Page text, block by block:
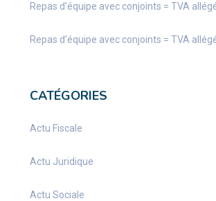
Repas d’équipe avec conjoints = TVA
Repas d’équipe avec conjoints = TVA
CATÉGORIES
Actu Fiscale
Actu Juridique
Actu Sociale